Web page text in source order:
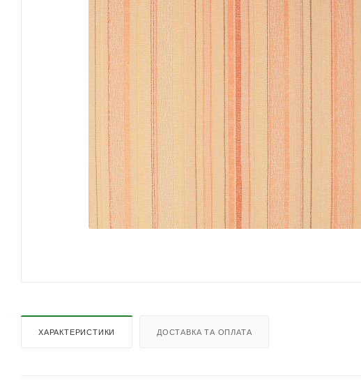
ХАРАКТЕРИСТИКИ ДОСТАВКА ТА ОПЛАТА